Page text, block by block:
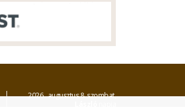
2026. augusztus 8. szombat,